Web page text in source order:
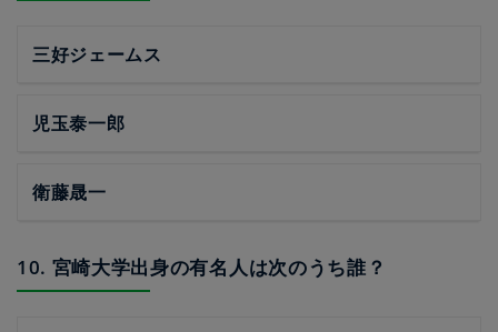
三好ジェームス
児玉泰一郎
衛藤晟一
10. 宮崎大学出身の有名人は次のうち誰？